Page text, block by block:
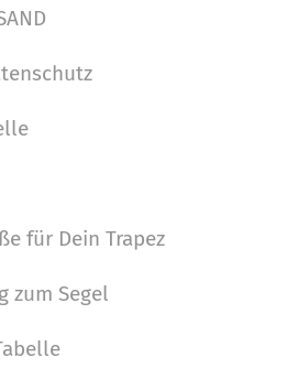
für Dein Trapez
zum Segel